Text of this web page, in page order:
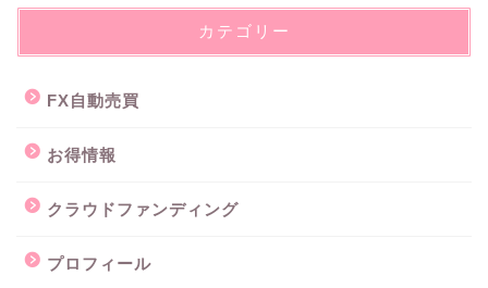
カテゴリー
FX自動売買
お得情報
クラウドファンディング
プロフィール